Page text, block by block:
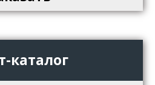
каталог